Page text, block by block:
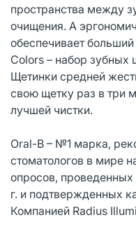
пространства между
очищения. А
обеспечивает
Colors – набор зубных
Щетинки средней
свою щетку раз в три
лучшей чистки.
Oral-B – №1 марка,
стоматологов в мире
опросов, проведенных
г. и подтвержденных
Компанией Radius